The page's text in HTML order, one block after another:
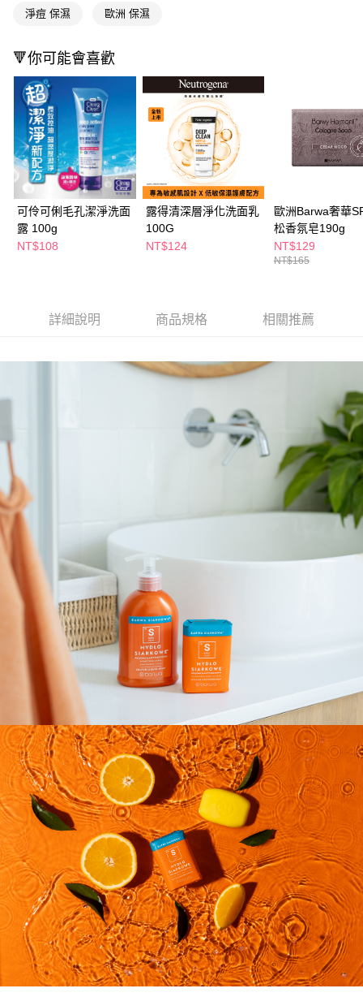
便利好安心！
２．便利：只要手機號碼，簡訊認證，即可結帳。
３．安心：先確認商品／服務後，再付款。
【「AFTEE先享後付」結帳流程】
１．於結帳方式選擇「AFTEE先享後付」後，將跳轉至「AFTEE先享後付」
結帳頁面，進行簡訊認證並確認金額後，即可完成結帳。
２．訂單成立數日內，您將收到繳費通知簡訊。
３．收到繳費通知簡訊後14天內，點擊此簡訊中的連結，可透過四大超商／
ATM／網路銀行／等多元方式進行付款，方視為交易完成。
※ 請注意：結帳手續完成當下不需立刻繳費，但若您需要取消訂單，請聯絡
購買商品的店家。未經商家同意取消之訂單仍視為有效，需透過AFTEE先享
後付繳納相關費用。
※ 交易是否成功請以「AFTEE先享後付 」之結帳頁面顯示為準，若有關於
是否繳費成功／繳費後需取消欲退款等相關疑問，請聯繫「AFTEE先享後付
客戶支援中心」
https://netprotections.freshdesk.com/support/home
易，需依本服務之必要範圍內提供個人資料，並將交易相關給付款項請求債
權轉讓予恩沛科技股份有限公司。
３．未成年的使用者請事先徵得法定代理人或監護人之同意方可使用
「AFTEE先享後付」，若未經同意申辦者引起之損失，本公司不負相關責
４．使用「AFTEE先享後付」時，將依據個別帳號之用戶狀況，依本公司即
時審查核予不同之上限額度；若仍有額度不足之情形，本公司將視審查結果
５．嚴禁一人註冊多個帳號或使用他人資訊註冊。若發現惡意使用之情形，
恩沛科技股份有限公司將有權停止該用戶之使用額度並採取法律行動。
全家取貨付款
每筆NT$65，滿NT$390(含以上)免運費
付款後全家取貨
每筆NT$65，滿NT$390(含以上)免運費
萊爾富取貨付款
每筆NT$65，滿NT$490(含以上)免運費
付款後萊爾富取貨
每筆NT$65，滿NT$490(含以上)免運費
付款後7-11取貨
付款後寶雅門市自取(由倉庫統一出貨)
淨痘 保濕 歐洲 保濕
🔻你可能會喜歡
可伶可俐毛孔潔淨洗面
露 100g
NT$108
露得清深層淨化洗面乳
100G
NT$124
歐洲Barwa奢華
松香氛皂190g
NT$129
NT$165
詳細說明 商品規格 相關推薦